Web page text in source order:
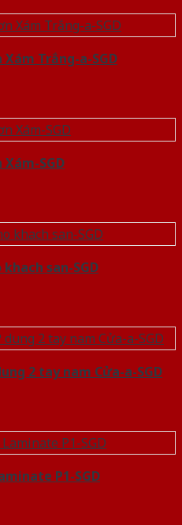
Xám Trắng-a-SGD
Xám-SGD
khach san-SGD
2 tay nam Cửa-a-SGD
P1-SGD